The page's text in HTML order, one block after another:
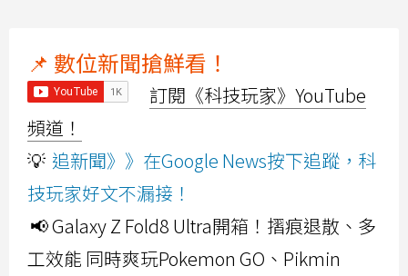
📌 數位新聞搶鮮看！
訂閱《科技玩家》YouTube
頻道！
💡 追新聞》》在Google News按下追蹤，科
技玩家好文不漏接！
📢 Galaxy Z Fold8 Ultra開箱！摺痕退散、多
工效能 同時爽玩Pokemon GO、Pikmin